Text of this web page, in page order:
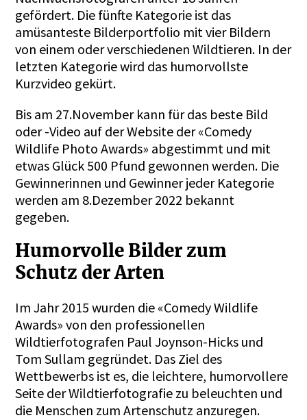
gefördert. Die fünfte Kategorie ist das
amüsanteste Bilderportfolio mit vier Bildern
von einem oder verschiedenen Wildtieren. In der
letzten Kategorie wird das humorvollste
Kurzvideo gekürt.
Bis am 27.November kann für das beste Bild
oder -Video auf derWebsite der «Comedy
Wildlife Photo Awards» abgestimmt und mit
etwas Glück 500 Pfund gewonnen werden. Die
Gewinnerinnen und Gewinner jeder Kategorie
werden am 8.Dezember 2022 bekannt
gegeben.
Humorvolle Bilder zum
Schutz der Arten
Im Jahr 2015 wurden die «Comedy Wildlife
Awards» von den professionellen
Wildtierfotografen Paul Joynson-Hicks und
Tom Sullam gegründet. Das Ziel des
Wettbewerbs ist es, die leichtere, humorvollere
Seite der Wildtierfotografie zu beleuchten und
die Menschen zum Artenschutz anzuregen.